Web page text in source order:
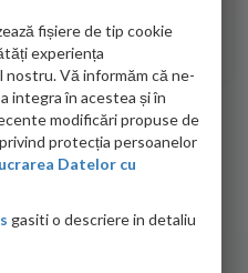
fișiere de tip cookie
experiența
Vă informăm că ne-
integra în acestea și în
modificări propuse de
protecția persoanelor
Datelor cu
gasiti o descriere in detaliu